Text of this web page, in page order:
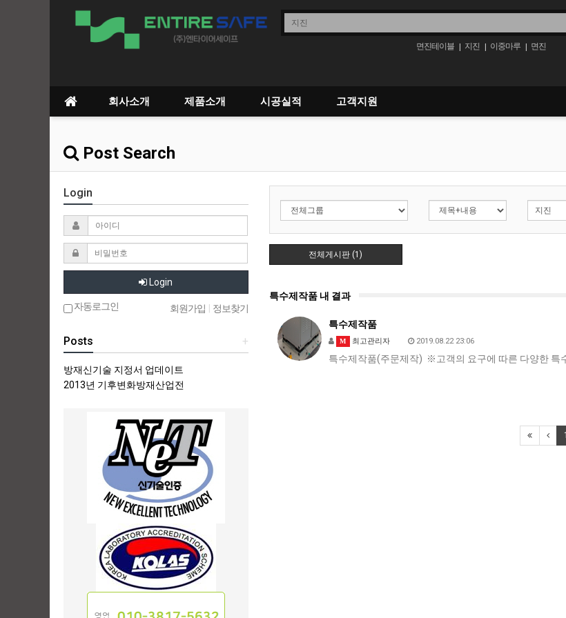
면진테이블 | 지진 | 이중마루 | 면진
회사소개 제품소개 시공실적 고객지원
Post Search
전체게시판 (1)
특수제작품 내 결과
특수제작품
M 최고관리자 2019.08.22 23:06
특수제작품(주문제작) ※고객의 요구에 따른 다양한 특
1
Login
Login
자동로그인 회원가입 정보찾기
+
Posts
방재신기술 지정서 업데이트
2013년 기후변화방재산업전